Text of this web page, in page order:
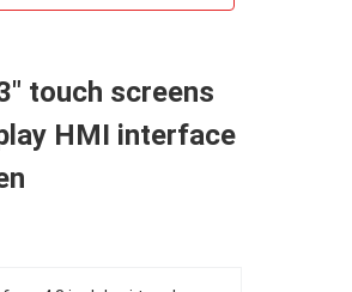
touch screens
HMI interface